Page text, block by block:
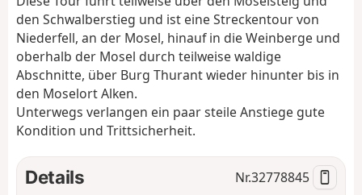
i
n
den Schwalberstieg und ist eine Streckentour von
Niederfell, an der Mosel, hinauf in die Weinberge und
oberhalb der Mosel durch teilweise waldige
Abschnitte, über Burg Thurant wieder hinunter bis in
den Moselort Alken.
Unterwegs verlangen ein paar steile Anstiege gute
Kondition und Trittsicherheit.
Details Nr.32778845